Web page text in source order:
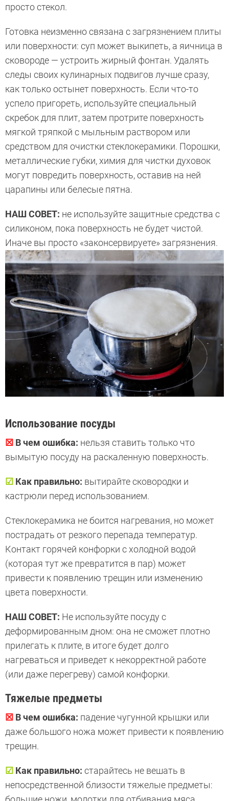
просто стекол.
Готовка неизменно связана с загрязнением плиты
или поверхности: суп может выкипеть, а яичница в
сковороде — устроить жирный фонтан. Удалять
следы своих кулинарных подвигов лучше сразу,
как только остынет поверхность. Если что-то
успело пригореть, используйте специальный
скребок для плит, затем протрите поверхность
мягкой тряпкой с мыльным раствором или
средством для очистки стеклокерамики. Порошки,
металлические губки, химия для чистки духовок
могут повредить поверхность, оставив на ней
царапины или белесые пятна.
НАШ СОВЕТ: не используйте защитные средства с
силиконом, пока поверхность не будет чистой.
Иначе вы просто «законсервируете» загрязнения.
Использование посуды
☒ В чем ошибка: нельзя ставить только что
вымытую посуду на раскаленную поверхность.
☑ Как правильно: вытирайте сковородки и
кастрюли перед использованием.
Стеклокерамика не боится нагревания, но может
пострадать от резкого перепада температур.
Контакт горячей конфорки с холодной водой
(которая тут же превратится в пар) может
привести к появлению трещин или изменению
цвета поверхности.
НАШ СОВЕТ: Не используйте посуду с
деформированным дном: она не сможет плотно
прилегать к плите, в итоге будет долго
нагреваться и приведет к некорректной работе
(или даже перегреву) самой конфорки.
Тяжелые предметы
☒ В чем ошибка: падение чугунной крышки или
даже большого ножа может привести к появлению
трещин.
☑ Как правильно: старайтесь не вешать в
непосредственной близости тяжелые предметы: